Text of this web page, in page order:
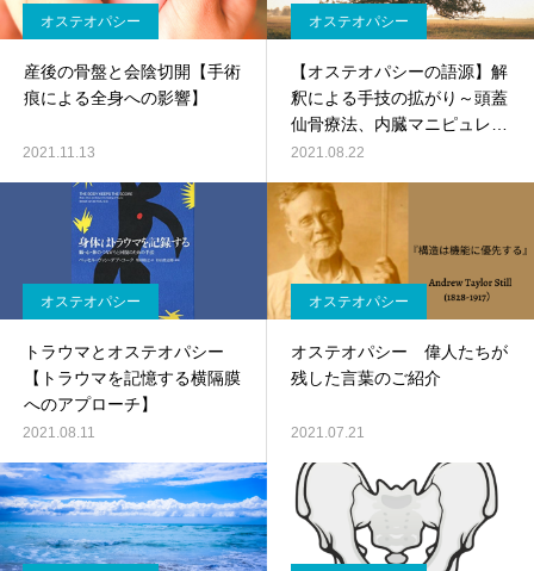
オステオパシー
産後の骨盤と会陰切開【手術
痕による全身への影響】
2021.11.13
オステオパシー
【オステオパシーの語源】解
釈による手技の拡がり～頭蓋
仙骨療法、内臓マニピュレー
ションなど～
2021.08.22
オステオパシー
トラウマとオステオパシー
【トラウマを記憶する横隔膜
へのアプローチ】
2021.08.11
オステオパシー
オステオパシー 偉人たちが
残した言葉のご紹介
2021.07.21